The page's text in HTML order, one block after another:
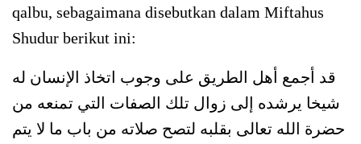
qalbu, sebagaimana disebutkan dalam Miftahus
Shudur berikut ini:
قد أجمع أهل الطريق على وجوب اتخاذ الإنسان له
شيخا يرشده إلى زوال تلك الصفات التي تمنعه من
حضرة الله تعالى بقلبه لتصح صلاته من باب ما لا يتم